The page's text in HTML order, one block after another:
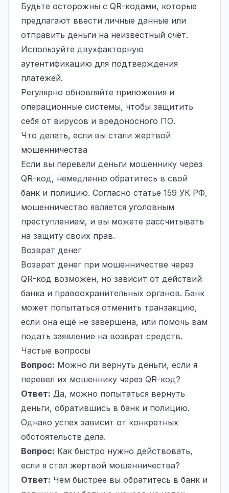
Будьте осторожны с QR-кодами, которые
предлагают ввести личные данные или
отправить деньги на неизвестный счёт.
Используйте двухфакторную
аутентификацию для подтверждения
платежей.
Регулярно обновляйте приложения и
операционные системы, чтобы защитить
себя от вирусов и вредоносного ПО.
Что делать, если вы стали жертвой
мошенничества
Если вы перевели деньги мошеннику через
QR-код, немедленно обратитесь в свой
банк и полицию. Согласно статье 159 УК РФ,
мошенничество является уголовным
преступлением, и вы можете рассчитывать
на защиту своих прав.
Возврат денег
Возврат денег при мошенничестве через
QR-код возможен, но зависит от действий
банка и правоохранительных органов. Банк
может попытаться отменить транзакцию,
если она ещё не завершена, или помочь вам
подать заявление на возврат средств.
Частые вопросы
Вопрос: Можно ли вернуть деньги, если я
перевел их мошеннику через QR-код?
Ответ: Да, можно попытаться вернуть
деньги, обратившись в банк и полицию.
Однако успех зависит от конкретных
обстоятельств дела.
Вопрос: Как быстро нужно действовать,
если я стал жертвой мошенничества?
Ответ: Чем быстрее вы обратитесь в банк и